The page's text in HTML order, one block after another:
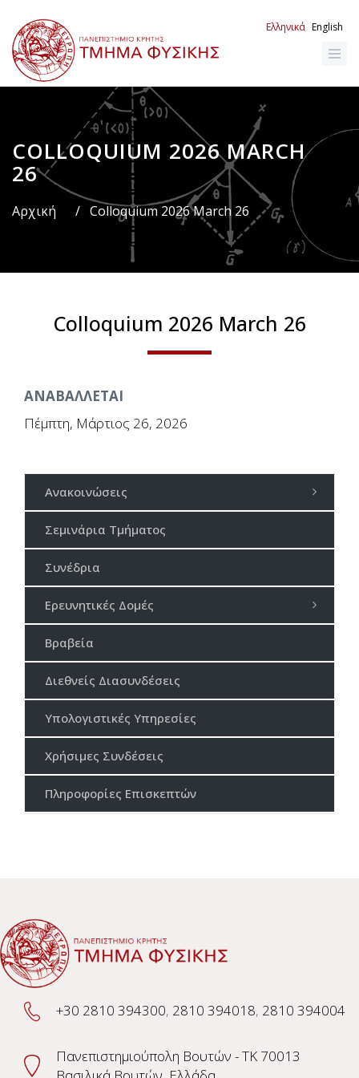
προς
το
κυρίως
περιεχόμενο
Ελληνικά English
COLLOQUIUM 2026 MARCH
26
Breadcrumb
Αρχική / Colloquium 2026 March 26
Colloquium 2026 March 26
ΑΝΑΒΑΛΛΕΤΑΙ
Πέμπτη, Μάρτιος 26, 2026
Ανακοινώσεις
Σεμινάρια Τμήματος
Συνέδρια
Ερευνητικές Δομές
Βραβεία
Διεθνείς Διασυνδέσεις
Υπολογιστικές Υπηρεσίες
Χρήσιμες Συνδέσεις
Πληροφορίες Επισκεπτών
+30 2810 394300, 2810 394018, 2810 394004
Πανεπιστημιούπολη Βουτών - TK 70013